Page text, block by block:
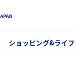
ショッピング&ライフ